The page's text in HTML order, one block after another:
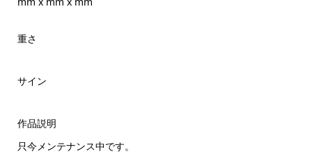
重さ
サイン
作品説明
只今メンテナンス中です。